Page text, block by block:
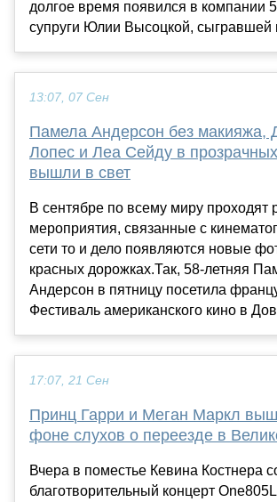
долгое время появился в компании
супруги Юлии Высоцкой, сыгравшей
13:07, 07 Сен
Памела Андерсон без макияжа,
Лопес и Леа Сейду в
вышли в свет
В сентябре по всему миру проходят
мероприятия, связанные с
сети то и дело появляются новые
красных дорожках.Так, 58-летняя
Андерсон в пятницу посетила
Фестиваль американского кино в
17:07, 21 Сен
Принц Гарри и Меган Маркл
фоне слухов о переезде в
Вчера в поместье Кевина Костнера
благотворительный концерт